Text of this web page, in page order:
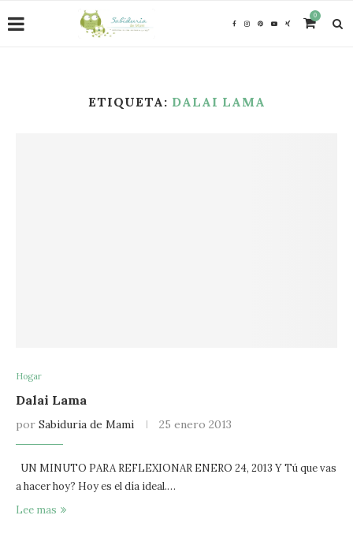
0
ETIQUETA: DALAI LAMA
Hogar
Dalai Lama
por Sabiduria de Mami 25 enero 2013
UN MINUTO PARA REFLEXIONAR ENERO 24, 2013 Y Tú que vas
a hacer hoy? Hoy es el día ideal.…
Lee mas